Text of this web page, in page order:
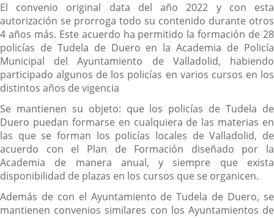
El convenio original data del año 2022 y con esta
autorización se prorroga todo su contenido durante otros
4 años más. Este acuerdo ha permitido la formación de 28
policías de Tudela de Duero en la Academia de Policía
Municipal del Ayuntamiento de Valladolid, habiendo
participado algunos de los policías en varios cursos en los
distintos años de vigencia
Se mantienen su objeto: que los policías de Tudela de
Duero puedan formarse en cualquiera de las materias en
las que se forman los policías locales de Valladolid, de
acuerdo con el Plan de Formación diseñado por la
Academia de manera anual, y siempre que exista
disponibilidad de plazas en los cursos que se organicen.
Además de con el Ayuntamiento de Tudela de Duero, se
mantienen convenios similares con los Ayuntamientos de